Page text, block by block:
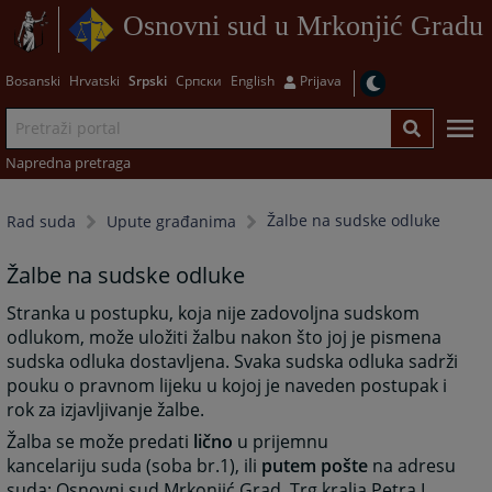
Osnovni sud u Mrkonjić Gradu
Bosanski Hrvatski Srpski Српски English Prijava
Napredna pretraga
Rad suda Upute građanima Žalbe na sudske odluke
Žalbe na sudske odluke
Stranka u postupku, koja nije zadovoljna sudskom
odlukom, može uložiti žalbu nakon što joj je pismena
sudska odluka dostavljena. Svaka sudska odluka sadrži
pouku o pravnom lijeku u kojoj je naveden postupak i
rok za izjavljivanje žalbe.
Žalba se može predati lično u prijemnu
kancelariju suda (soba br.1), ili putem pošte na adresu